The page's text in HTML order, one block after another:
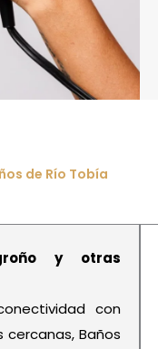
de Río Tobía
y otras
con
Baños